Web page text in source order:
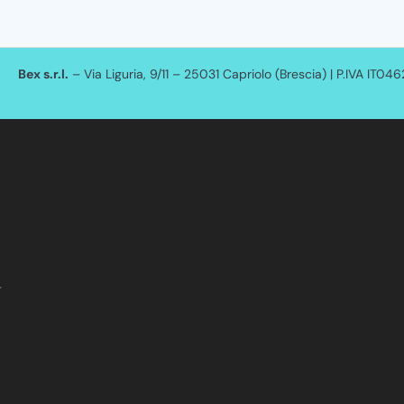
Bex s.r.l. – Via Liguria, 9/11 – 25031 Capriolo (Brescia) | P.IVA